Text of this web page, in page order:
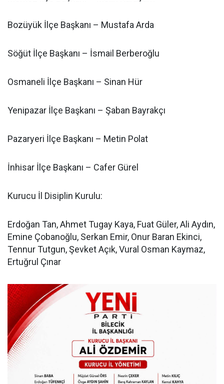
Bozüyük İlçe Başkanı – Mustafa Arda
Söğüt İlçe Başkanı – İsmail Berberoğlu
Osmaneli İlçe Başkanı – Sinan Hür
Yenipazar İlçe Başkanı – Şaban Bayrakçı
Pazaryeri İlçe Başkanı – Metin Polat
İnhisar İlçe Başkanı – Cafer Gürel
Kurucu İl Disiplin Kurulu:
Erdoğan Tan, Ahmet Tugay Kaya, Fuat Güler, Ali Aydın,
Emine Çobanoğlu, Serkan Emir, Onur Baran Ekinci,
Tennur Tutgun, Şevket Açık, Vural Osman Kaymaz,
Ertuğrul Çınar